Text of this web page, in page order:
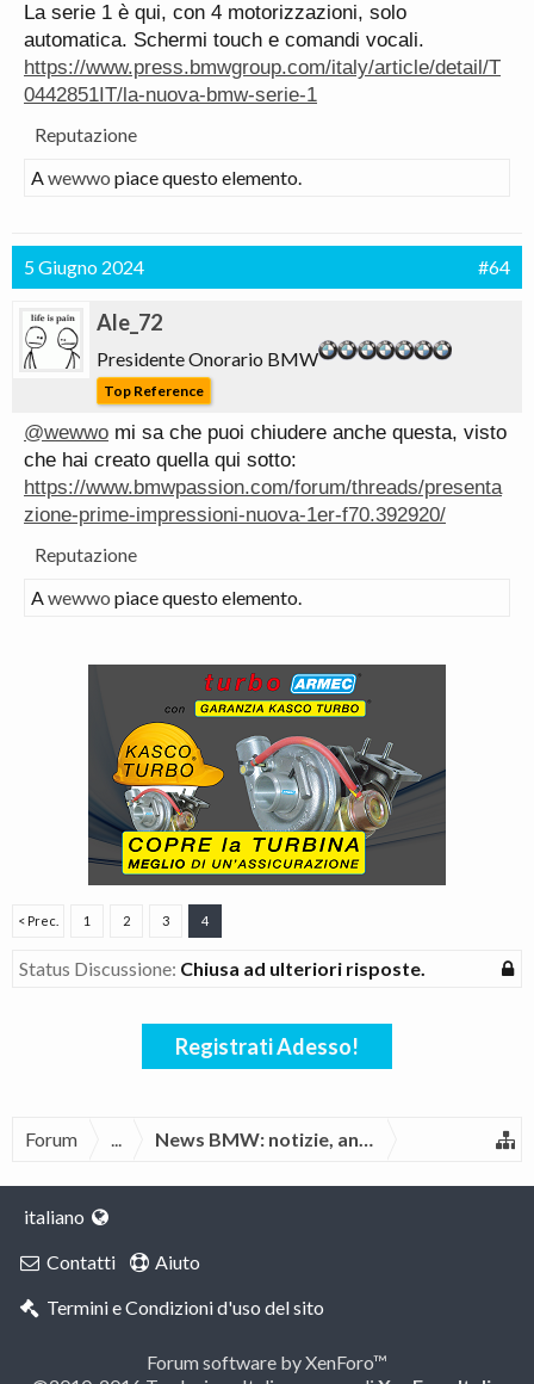
La serie 1 è qui, con 4 motorizzazioni, solo
automatica. Schermi touch e comandi vocali.
https://www.press.bmwgroup.com/italy/article/detail/T
0442851IT/la-nuova-bmw-serie-1
Reputazione
Awewwo piace questo elemento.
5 Giugno 2024 #64
Ale_72
Presidente Onorario BMW
Top Reference
@wewwo mi sa che puoi chiudere anche questa, visto
che hai creato quella qui sotto:
https://www.bmwpassion.com/forum/threads/presenta
zione-prime-impressioni-nuova-1er-f70.392920/
Reputazione
Awewwo piace questo elemento.
< Prec. 1 2 3 4
Status Discussione: Chiusa ad ulteriori risposte.
Registrati Adesso!
Forum ... News BMW: notizie, anteprime, spy foto,
italiano
Contatti
Aiuto
Termini e Condizioni d'uso del sito
Forum software by XenForo™